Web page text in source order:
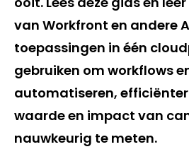
van Workfront en andere
toepassingen in één
gebruiken om workflows
automatiseren, efficiënter
waarde en impact van
nauwkeurig te meten.